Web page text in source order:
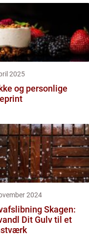
2025
og personlige
2024
Skagen:
Dit Gulv til et